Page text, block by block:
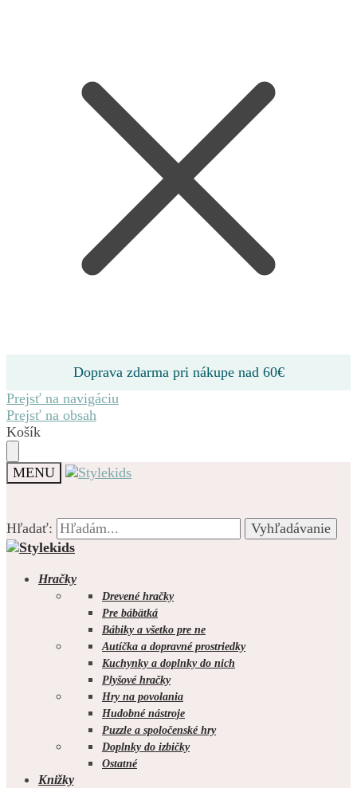
Prejsť na navigáciu
Prejsť na obsah
Košík
MENU
Hľadať: Vyhľadávanie
0.00
Hľadať: Vyhľadávanie
Hračky
Drevené hračky
Pre bábätká
Bábiky a všetko pre ne
Autíčka a dopravné prostriedky
Kuchynky a doplnky do nich
Plyšové hračky
Hry na povolania
Hudobné nástroje
Puzzle a spoločenské hry
Doplnky do izbičky
Ostatné
Knižky
Doprava zdarma pri nákupe nad 60€